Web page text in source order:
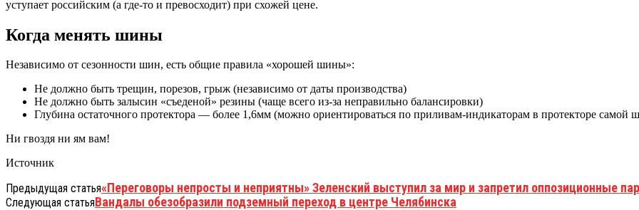
уступает российским (а где-то и превосходит) при схожей цене.
Когда менять шины
Независимо от сезонности шин, есть общие правила «хорошей шины»:
Не должно быть трещин, порезов, грыж (независимо от даты производства)
Не должно быть залысин «съеденой» резины (чаще всего из-за неправильно балансировки)
Глубина остаточного протектора — более 1,6мм (можно ориентироваться по приливам-индикаторам в протекторе самой
Ни гвоздя ни ям вам!
Источник
Предыдущая статья«Переговоры непросты и неприятны» Зеленский выступил за мир и запретил оппозиционные
Следующая статьяВандалы обезобразили подземный переход в центре Челябинска